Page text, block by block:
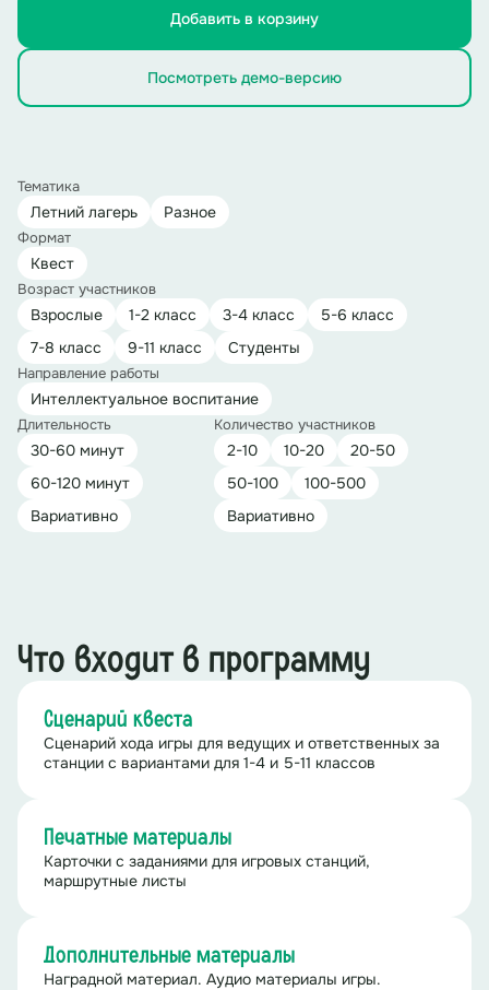
Добавить в корзину
Посмотреть демо-версию
Тематика
Летний лагерь Разное
Формат
Квест
Возраст участников
Взрослые 1-2 класс 3-4 класс
5-6 класс
7-8 класс
9-11 класс Студенты
Направление работы
Интеллектуальное воспитание
Длительность
30-60 минут
60-120 минут
Вариативно
Количество участников
2-10 10-20
20-50
50-100
100-500
Вариативно
Что входит в программу
Сценарий квеста
Сценарий хода игры для ведущих и ответственных за
станции с вариантами для 1-4 и 5-11 классов
Печатные материалы
Карточки с заданиями для игровых станций,
маршрутные листы
Дополнительные материалы
Наградной материал. Аудио материалы игры.